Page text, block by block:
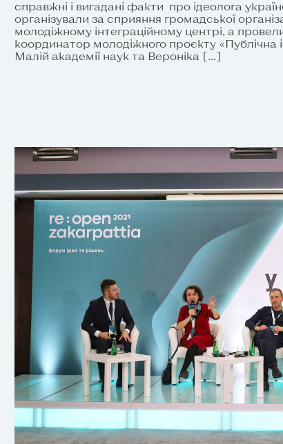
справжні і вигадані факти про ідеолога
організували за сприяння громадської
молодіжному інтеграційному центрі, а
координатор молодіжного проєкту «Публічна
Малій академії наук та Вероніка […]